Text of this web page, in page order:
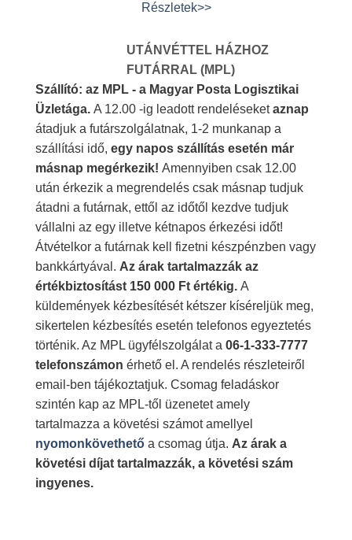
Részletek>>
UTÁNVÉTTEL HÁZHOZ
FUTÁRRAL (MPL)
Szállító: az MPL - a Magyar Posta Logisztikai
Üzletága. A 12.00 -ig leadott rendeléseketaznap
átadjuk a futárszolgálatnak, 1-2 munkanap a
szállítási idő, egy napos szállítás esetén már
másnap megérkezik! Amennyiben csak 12.00
után érkezik a megrendelés csak másnap tudjuk
átadni a futárnak, ettől az időtől kezdve tudjuk
vállalni az egy illetve kétnapos érkezési időt!
Átvételkor a futárnak kell fizetni készpénzben vagy
bankkártyával. Az árak tartalmazzák az
értékbiztosítást 150 000 Ft értékig. A
küldemények kézbesítését kétszer kíséreljük meg,
sikertelen kézbesítés esetén telefonos egyeztetés
történik. Az MPL ügyfélszolgálat a 06-1-333-7777
telefonszámon érhető el. A rendelés részleteiről
email-ben tájékoztatjuk. Csomag feladáskor
szintén kap az MPL-től üzenetet amely
tartalmazza a követési számot amellyel
nyomonkövethetőa csomag útja. Az árak a
követési díjat tartalmazzák, a követési szám
ingyenes.